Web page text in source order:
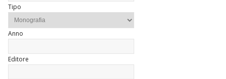
Tipo
Anno
Editore